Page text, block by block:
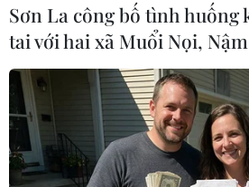
#Ngoại trưởng Hàn Quốc
#Bán
#Abe Shinzo
#Vật liệu bán dẫn
Nhật Bản
Sơn La công bố tình huống
tai với hai xã Muổi Nọi,